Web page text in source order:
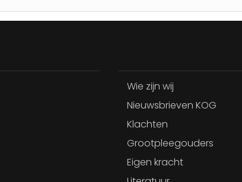
Wie zijn wij
Nieuwsbrieven KOG
Klachten
Grootpleegouders
Eigen kracht